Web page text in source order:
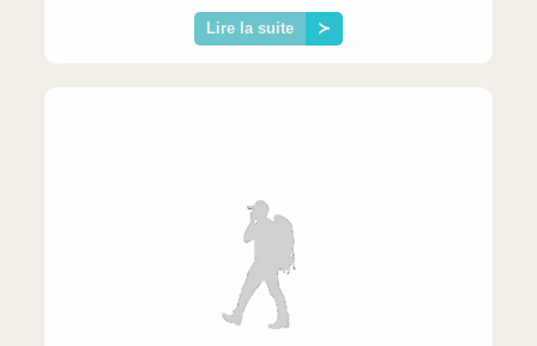
Lire la suite ≻